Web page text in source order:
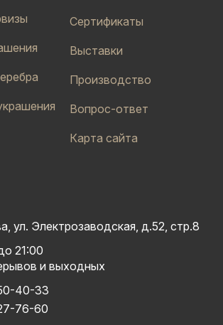
Сертификаты
Выставки
Производство
Вопрос-ответ
Карта сайта
ул. Электрозаводская, д.52, стр.8
21:00
и выходных
40-33
76-60